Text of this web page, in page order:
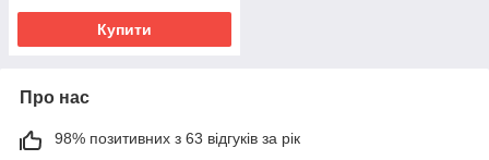
Купити
Про нас
98% позитивних з 63 відгуків за рік